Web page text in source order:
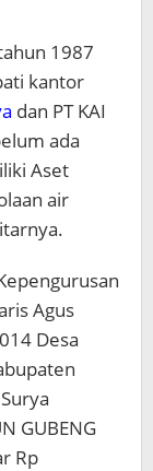
1987
kantor
dan PT KAI
ada
Aset
air
Agus
Desa
Surya
GUBENG
Rp